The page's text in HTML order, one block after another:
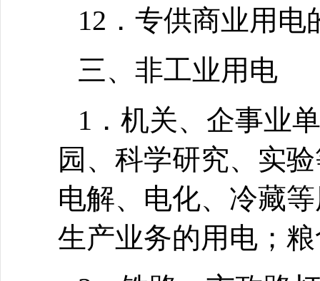
12．专供商业用
三、非工业用电
1．机关、企事业
园、科学研究、实
电解、电化、冷藏
生产业务的用电；